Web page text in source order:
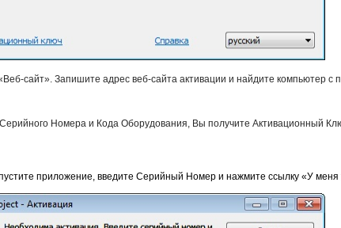
сайт». Запишите адрес веб-сайта активации и найдите компьютер с
Номера и Кода Оборудования, Вы получите Активационный
приложение, введите Серийный Номер и нажмите ссылку «У